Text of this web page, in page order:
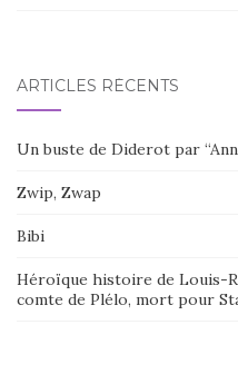
ARTICLES RÉCENTS
Un buste de Diderot par
Zwip, Zwap
Bibi
Héroïque histoire de Louis-
comte de Plélo, mort pour